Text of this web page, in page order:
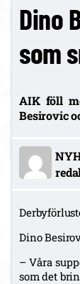
Dino
som
AIK föll
Besirovic
Dino
– Våra
som det